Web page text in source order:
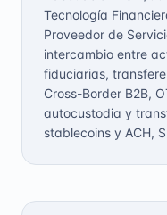
Tecnología
Proveedor de
intercambio entre
fiduciarias,
Cross-Border B2B,
autocustodia y
stablecoins y ACH,